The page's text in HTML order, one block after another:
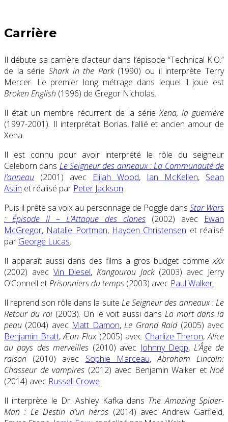
Carrière
Il débute sa carrière d’acteur dans l’épisode “Technical K.O.”
de la série Shark in the Park(1990) ou il interprète Terry
Mercer. Le premier long métrage dans lequel il joue est
Broken English (1996) de Gregor Nicholas.
Il était un membre récurrent de la sérieXena, la guerrière
(1997-2001). Il interprétait Borias, l’allié et ancien amour de
Xena.
Il est connu pour avoir interprété le rôle du seigneur
Celeborn dans Le Seigneur des anneaux : La Communauté de
l’anneau (2001) avec Elijah Wood, Ian McKellen, Sean
Astin et réalisé par Peter Jackson.
Puis il prête sa voix au personnage de Poggle dans Star Wars
: Épisode II – L’Attaque des clones (2002) avec Ewan
McGregor, Natalie Portman, Hayden Christensen et réalisé
par George Lucas.
Il apparaît aussi dans des films a gros budget commexXx
(2002) avec Vin Diesel, Kangourou Jack(2003) avec Jerry
O’Connell etPrisonniers du temps (2003) avec Paul Walker.
Il reprend son rôle dans la suite Le Seigneur des anneaux : Le
Retour du roi (2003). On le voit aussi dans La mort dans la
peau (2004) avec Matt Damon,Le Grand Raid(2005) avec
Benjamin Bratt,Æon Flux(2005) avec Charlize Theron,Alice
au pays des merveilles (2010) avec Johnny Depp, L’Âge de
raison (2010) avec Sophie Marceau,Abraham Lincoln:
Chasseur de vampires (2012) avec Benjamin Walker et Noé
(2014) avec Russell Crowe.
Il interprète le Dr. Ashley Kafka dans The Amazing Spider-
Man : Le Destin d’un héros (2014) avec Andrew Garfield,